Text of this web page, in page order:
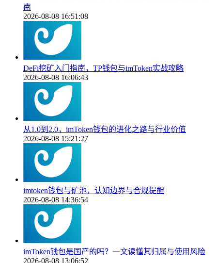
南
2026-08-08 16:51:08
DeFi挖矿入门指南，TP钱包与imToken实战攻略
2026-08-08 16:06:43
从1.0到2.0，imToken钱包的进化之路与行业价值
2026-08-08 15:21:27
imtoken钱包与矿池，认知边界与合规提醒
2026-08-08 14:36:54
imToken钱包是国产的吗？一文读懂其归属与使用风险
2026-08-08 13:06:52